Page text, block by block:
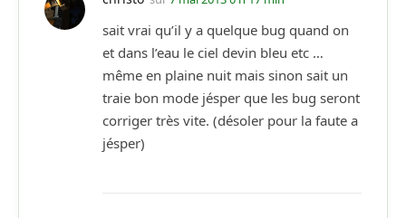
sait vrai qu’il y a quelque bug quand on
et dans l’eau le ciel devin bleu etc …
même en plaine nuit mais sinon sait un
traie bon mode jésper que les bug seront
corriger très vite. (désoler pour la faute a
jésper)